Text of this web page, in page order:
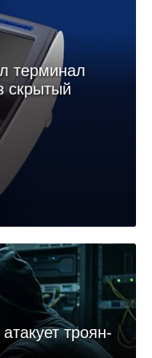
терминал
скрытый
троян-